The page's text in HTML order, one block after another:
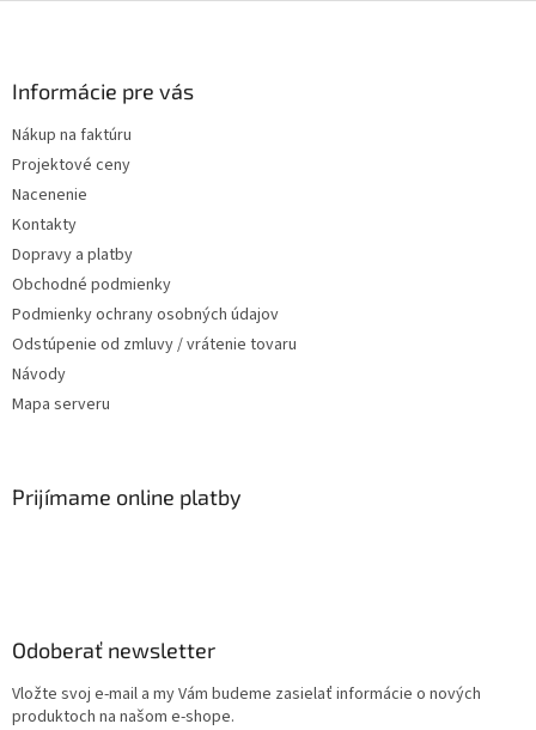
Informácie pre vás
Nákup na faktúru
Projektové ceny
Nacenenie
Kontakty
Dopravy a platby
Obchodné podmienky
Podmienky ochrany osobných údajov
Odstúpenie od zmluvy / vrátenie tovaru
Návody
Mapa serveru
Prijímame online platby
Odoberať newsletter
Vložte svoj e-mail a my Vám budeme zasielať informácie o nových
produktoch na našom e-shope.